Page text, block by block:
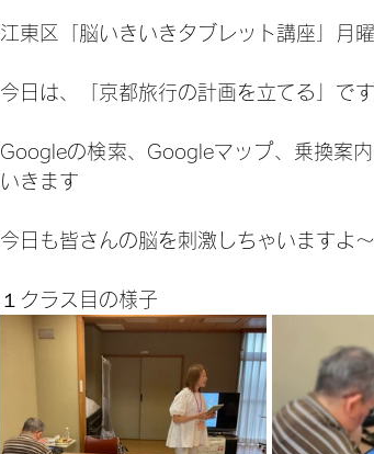
江東区「脳いきいきタブレット講座」月
今日は、「京都旅行の計画を立てる」です
Googleの検索、Googleマップ、乗換案
いきます
今日も皆さんの脳を刺激しちゃいますよ〜
１クラス目の様子